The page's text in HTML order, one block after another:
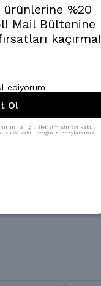
%20
Mail Bültenine
kaçırma!
ediyorum
Ol
ile ilgili iletişim almayı kabul
ve kabul ettiğinizi onaylarsınız.